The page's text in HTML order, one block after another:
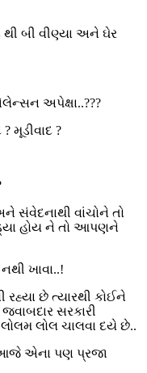
થી બી વીણ્યા અને ઘેર
અપેક્ષા..???
મૂડીવાદ ?
સંવેદનાથી વાંચોને તો
હોય ને તો આપણને
ખાવા..!
રહ્યા છે ત્યારથી કોઈને
સરકારી
લોલ ચાલવા દયે છે..
એના પણ પ્રજા